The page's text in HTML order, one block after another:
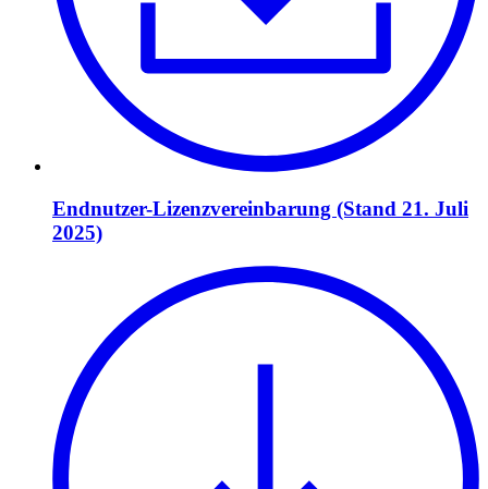
Endnutzer-Lizenzvereinbarung (Stand 21. Juli
2025)